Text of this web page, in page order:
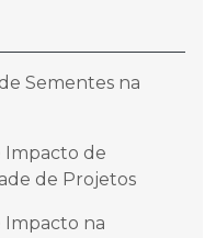
Sementes na
Impacto de
de Projetos
Impacto na